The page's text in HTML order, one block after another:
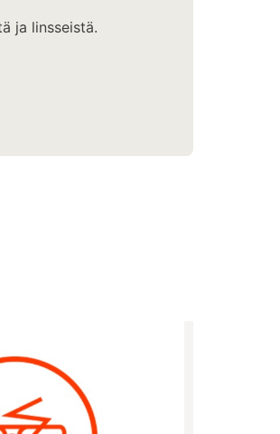
ja linsseistä.